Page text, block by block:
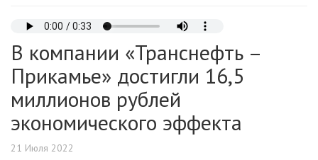
В компании «Транснефть –
Прикамье» достигли 16,5
миллионов рублей
экономического эффекта
21 Июля 2022